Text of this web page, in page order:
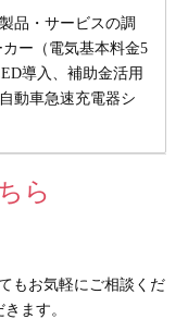
品・サービスの調
ー（電気基本料金5
導入、補助金活用
動車急速充電器シ
ら
もお気軽にご相談くだ
ます。